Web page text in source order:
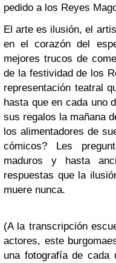
pedido a los Reyes
El arte es ilusión, el
en el corazón del
mejores trucos de
de la festividad de los
representación teatral
hasta que en cada uno
sus regalos la mañana
los alimentadores de
cómicos? Les
maduros y hasta
respuestas que la
muere nunca.
(A la transcripción
actores, este
una fotografía de